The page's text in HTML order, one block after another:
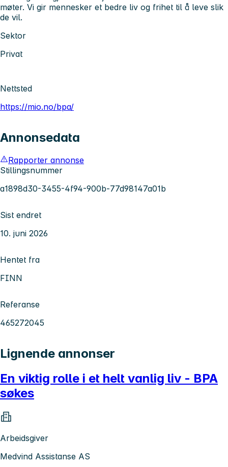
møter. Vi gir mennesker et bedre liv og frihet til å leve slik
de vil.
Sektor
Privat
Nettsted
https://mio.no/bpa/
Annonsedata
Rapporter annonse
Stillingsnummer
a1898d30-3455-4f94-900b-77d98147a01b
Sist endret
10. juni 2026
Hentet fra
FINN
Referanse
465272045
Lignende annonser
En viktig rolle i et helt vanlig liv - BPA
søkes
Arbeidsgiver
Medvind Assistanse AS